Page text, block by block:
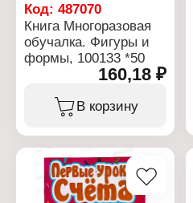
Код: 487070
Книга Многоразовая
обучалка. Фигуры и
формы, 100133 *50
160,18 ₽
В корзину